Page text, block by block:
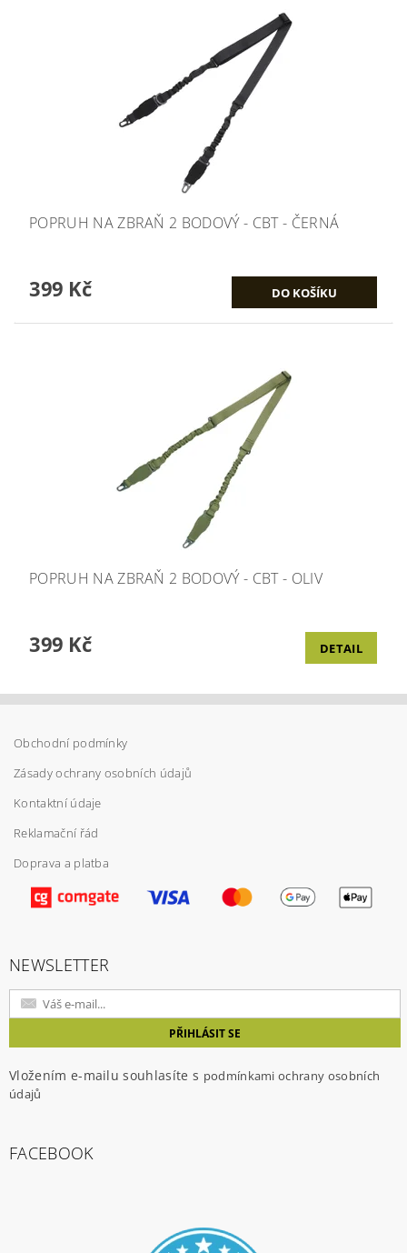
POPRUH NA ZBRAŇ 2 BODOVÝ - CBT - ČERNÁ
399 Kč
POPRUH NA ZBRAŇ 2 BODOVÝ - CBT - OLIV
399 Kč DETAIL
Obchodní podmínky
Zásady ochrany osobních údajů
Kontaktní údaje
Reklamační řád
Doprava a platba
NEWSLETTER
Vložením e-mailu souhlasíte s podmínkami ochrany osobních
údajů
FACEBOOK